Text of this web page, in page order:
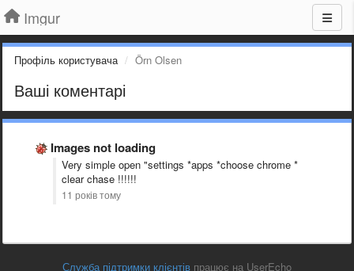
Imgur
Профіль користувача Örn Olsen
Ваші коментарі
Images not loading
Very simple open "settings *apps *choose chrome *
clear chase !!!!!!
11 років тому
Служба підтримки клієнтів працює на UserEcho